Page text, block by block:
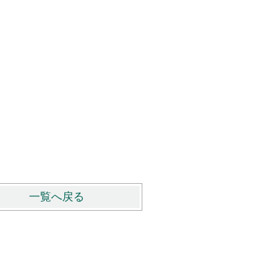
一覧へ戻る